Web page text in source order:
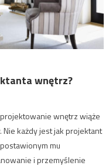
wnętrz?
wnętrz wiąże
Nie każdy jest jak projektant
mu
i przemyślenie